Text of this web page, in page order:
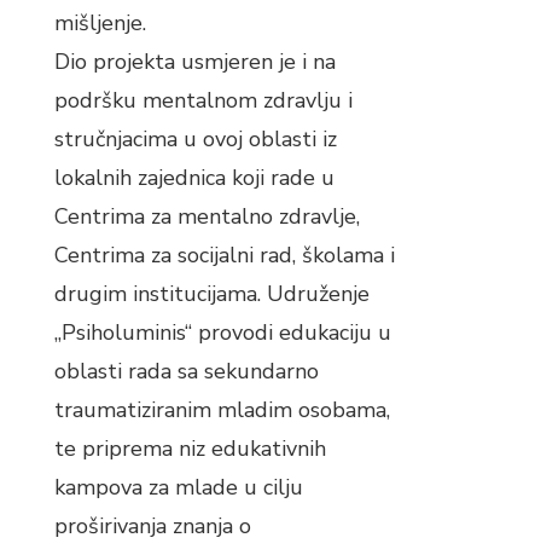
mišljenje.
Dio projekta usmjeren je i na
podršku mentalnom zdravlju i
stručnjacima u ovoj oblasti iz
lokalnih zajednica koji rade u
Centrima za mentalno zdravlje,
Centrima za socijalni rad, školama i
drugim institucijama. Udruženje
„Psiholuminis“ provodi edukaciju u
oblasti rada sa sekundarno
traumatiziranim mladim osobama,
te priprema niz edukativnih
kampova za mlade u cilju
proširivanja znanja o